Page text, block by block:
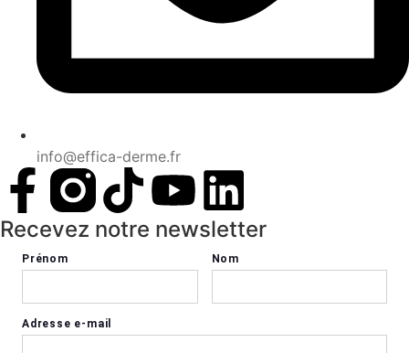
info@effica-derme.fr
Recevez notre newsletter